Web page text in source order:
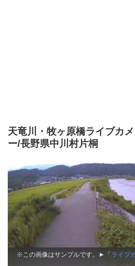
天竜川・牧ヶ原橋ライブカ
ー/長野県中川村片桐
※この画像はサンプルです。►「 ライブ